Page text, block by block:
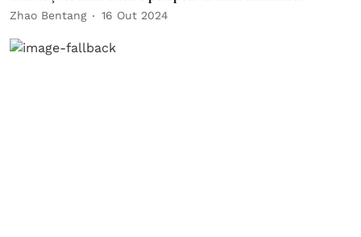
Zhao Bentang 16 Out 2024